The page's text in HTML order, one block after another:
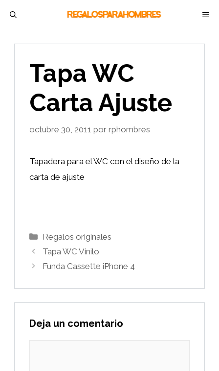
Tapa WC
Carta Ajuste
octubre 30, 2011 por rphombres
Tapadera para el WC con el diseño de la
carta de ajuste
Categorías
Regalos originales
Tapa WC Vinilo
Funda Cassette iPhone 4
Deja un comentario